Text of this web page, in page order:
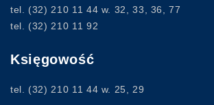
tel. (32) 210 11 44 w. 32, 33, 36, 77
tel. (32) 210 11 92
Księgowość
tel. (32) 210 11 44 w. 25, 29